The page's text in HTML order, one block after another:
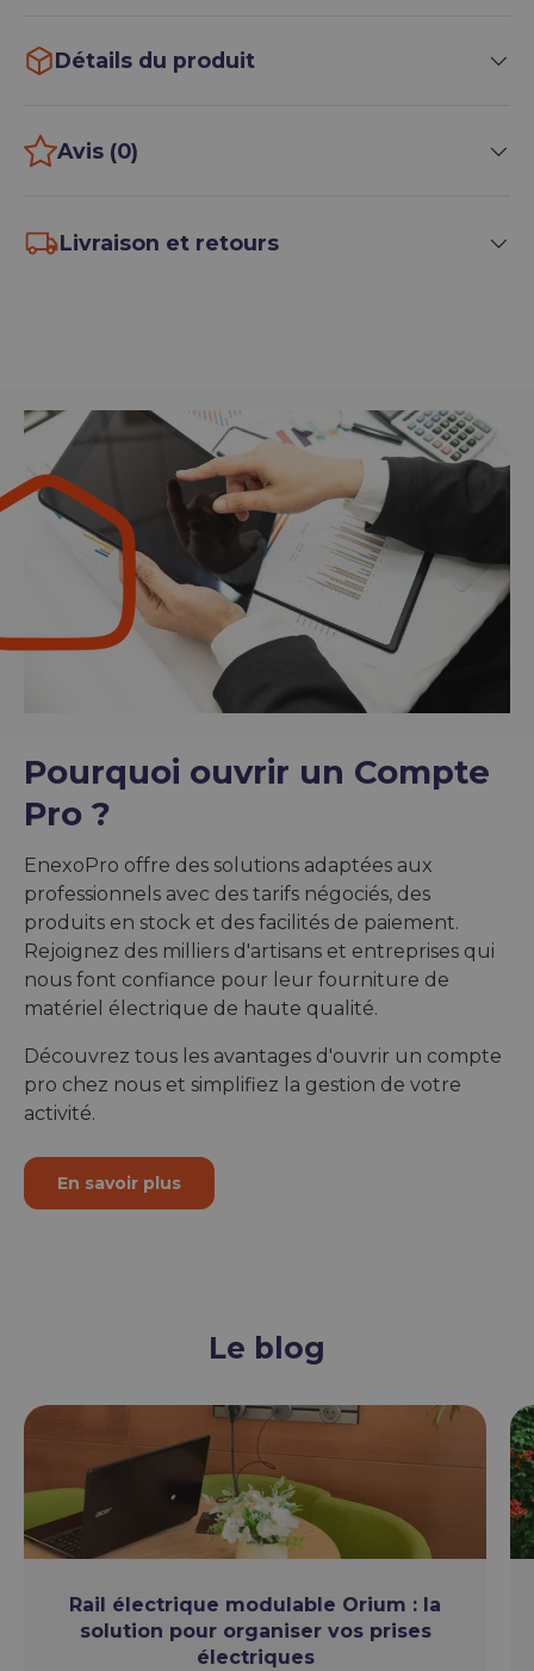
Détails du produit
Avis (0)
Livraison et retours
Pourquoi ouvrir un Compte
Pro ?
EnexoPro offre des solutions adaptées aux
professionnels avec des tarifs négociés, des
produits en stock et des facilités de paiement.
Rejoignez des milliers d'artisans et entreprises qui
nous font confiance pour leur fourniture de
matériel électrique de haute qualité.
Découvrez tous les avantages d'ouvrir un compte
pro chez nous et simplifiez la gestion de votre
activité.
En savoir plus
Le blog
Rail électrique modulable Orium : la
solution pour organiser vos prises
électriques